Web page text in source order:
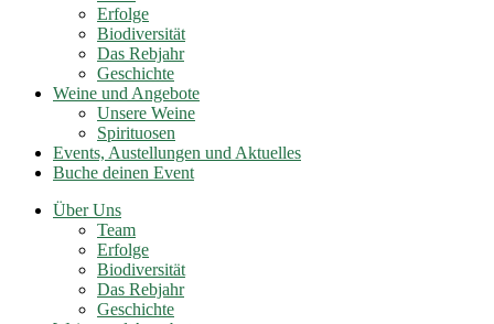
Erfolge
Biodiversität
Das Rebjahr
Geschichte
Weine und Angebote
Unsere Weine
Spirituosen
Events, Austellungen und Aktuelles
Buche deinen Event
Über Uns
Team
Erfolge
Biodiversität
Das Rebjahr
Geschichte